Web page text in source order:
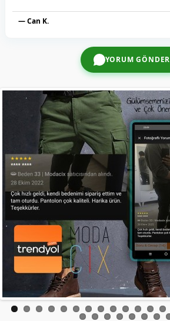
— Can K.
YORUM GÖNDER